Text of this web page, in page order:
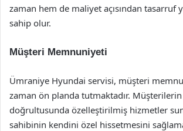
zaman hem de maliyet açısından tasarruf
sahip olur.
Müşteri Memnuniyeti
Ümraniye Hyundai servisi, müşteri
zaman ön planda tutmaktadır. Müşterilerin
doğrultusunda özelleştirilmiş hizmetler
sahibinin kendini özel hissetmesini